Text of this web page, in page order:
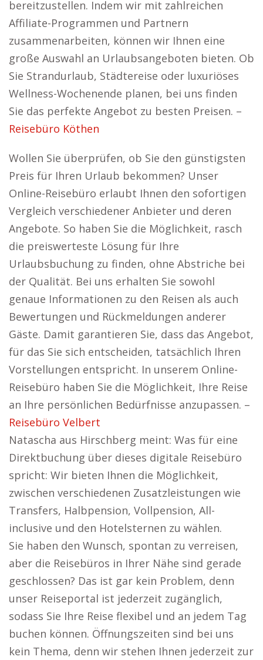
bereitzustellen. Indem wir mit zahlreichen
Affiliate-Programmen und Partnern
zusammenarbeiten, können wir Ihnen eine
große Auswahl an Urlaubsangeboten bieten. Ob
Sie Strandurlaub, Städtereise oder luxuriöses
Wellness-Wochenende planen, bei uns finden
Sie das perfekte Angebot zu besten Preisen. –
Reisebüro Köthen
Wollen Sie überprüfen, ob Sie den günstigsten
Preis für Ihren Urlaub bekommen? Unser
Online-Reisebüro erlaubt Ihnen den sofortigen
Vergleich verschiedener Anbieter und deren
Angebote. So haben Sie die Möglichkeit, rasch
die preiswerteste Lösung für Ihre
Urlaubsbuchung zu finden, ohne Abstriche bei
der Qualität. Bei uns erhalten Sie sowohl
genaue Informationen zu den Reisen als auch
Bewertungen und Rückmeldungen anderer
Gäste. Damit garantieren Sie, dass das Angebot,
für das Sie sich entscheiden, tatsächlich Ihren
Vorstellungen entspricht. In unserem Online-
Reisebüro haben Sie die Möglichkeit, Ihre Reise
an Ihre persönlichen Bedürfnisse anzupassen. –
Reisebüro Velbert
Natascha aus Hirschberg meint: Was für eine
Direktbuchung über dieses digitale Reisebüro
spricht: Wir bieten Ihnen die Möglichkeit,
zwischen verschiedenen Zusatzleistungen wie
Transfers, Halbpension, Vollpension, All-
inclusive und den Hotelsternen zu wählen.
Sie haben den Wunsch, spontan zu verreisen,
aber die Reisebüros in Ihrer Nähe sind gerade
geschlossen? Das ist gar kein Problem, denn
unser Reiseportal ist jederzeit zugänglich,
sodass Sie Ihre Reise flexibel und an jedem Tag
buchen können. Öffnungszeiten sind bei uns
kein Thema, denn wir stehen Ihnen jederzeit zur